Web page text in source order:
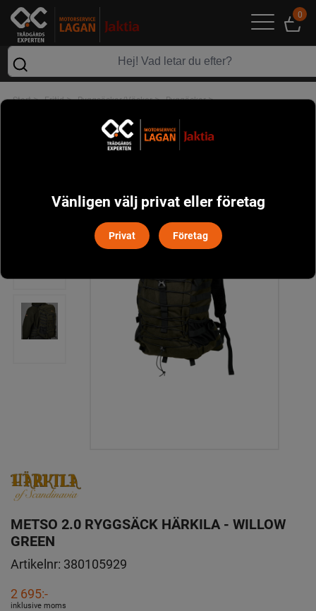
0
Start> Fritid> Ryggsäckar/Väskor> Ryggäckar>
METSO 2.0 RYGGSÄCK HÄRKILA - WILLOW
GREEN
Artikelnr: 380105929
2 695:-
inklusive moms
Vänligen välj privat eller företag
Privat Företag